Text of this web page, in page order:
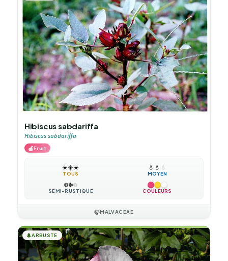
Hibiscus sabdariffa
Hibiscus sabdariffa
🍎Fruit
☀️☀️☀️
TOUS
💧 💧 💧
MOYEN
❄️❄️❄️
SEMI-RUSTIQUE COULEURS
🍃MALVACEAE
🌲ARBUSTE